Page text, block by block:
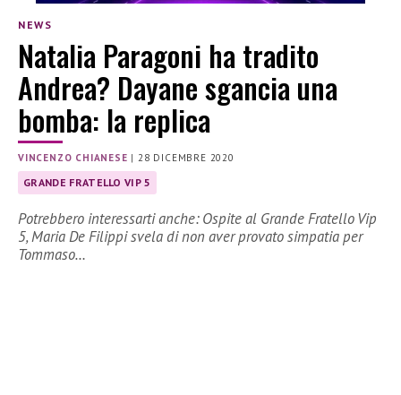
NEWS
Natalia Paragoni ha tradito
Andrea? Dayane sgancia una
bomba: la replica
VINCENZO CHIANESE |28 DICEMBRE 2020
GRANDE FRATELLO VIP 5
Potrebbero interessarti anche: Ospite al Grande Fratello Vip
5, Maria De Filippi svela di non aver provato simpatia per
Tommaso…